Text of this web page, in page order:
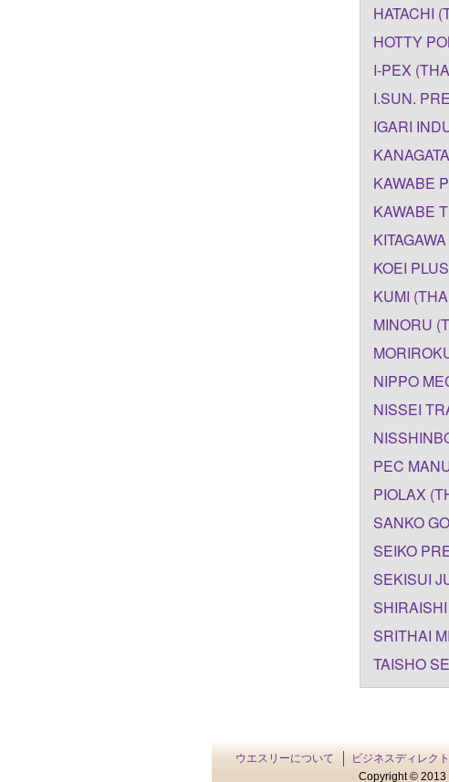
HATACHI
HOTTY
I-PEX
I.SUN.
IGARI
KAWABE
KAWABE
KOEI
KUMI
MINORU
NIPPO
NISSEI
PEC
PIOLAX
SANKO
SEIKO
SEKISUI
SRITHAI
TAISHO
ウエスリーについて ビジネスディレク
Copyright © 2013